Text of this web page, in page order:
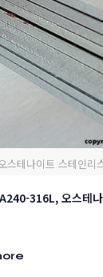
스테나이트 스테인리
316L, 오스테나